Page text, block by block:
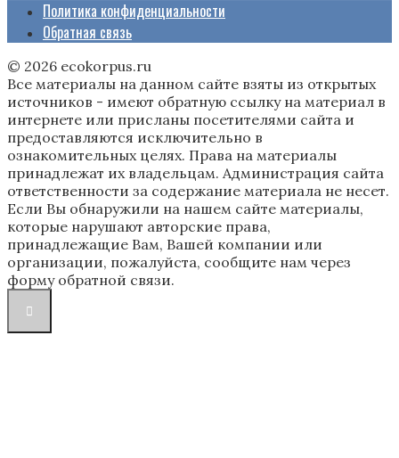
Политика конфиденциальности
Обратная связь
© 2026 ecokorpus.ru
Все материалы на данном сайте взяты из открытых
источников - имеют обратную ссылку на материал в
интернете или присланы посетителями сайта и
предоставляются исключительно в
ознакомительных целях. Права на материалы
принадлежат их владельцам. Администрация сайта
ответственности за содержание материала не несет.
Если Вы обнаружили на нашем сайте материалы,
которые нарушают авторские права,
принадлежащие Вам, Вашей компании или
организации, пожалуйста, сообщите нам через
форму обратной связи.